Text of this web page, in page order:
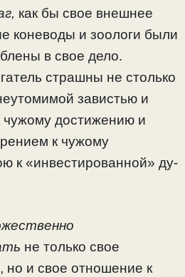
как бы свое внешнее
коневоды и зоологи были
в свое дело.
страшны не столько
завистью и
чужому достижению и
к чужому
к «инвестированной» ду­
не только свое
и свое отношение к